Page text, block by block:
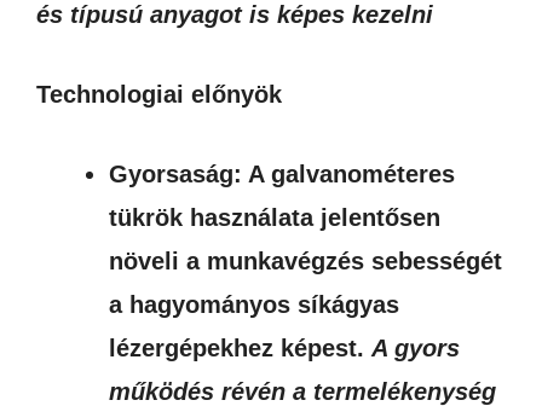
és típusú anyagot is képes kezelni
Technologiai előnyök
Gyorsaság: A galvanométeres
tükrök használata jelentősen
növeli a munkavégzés sebességét
a hagyományos síkágyas
lézergépekhez képest. A gyors
működés révén a termelékenység